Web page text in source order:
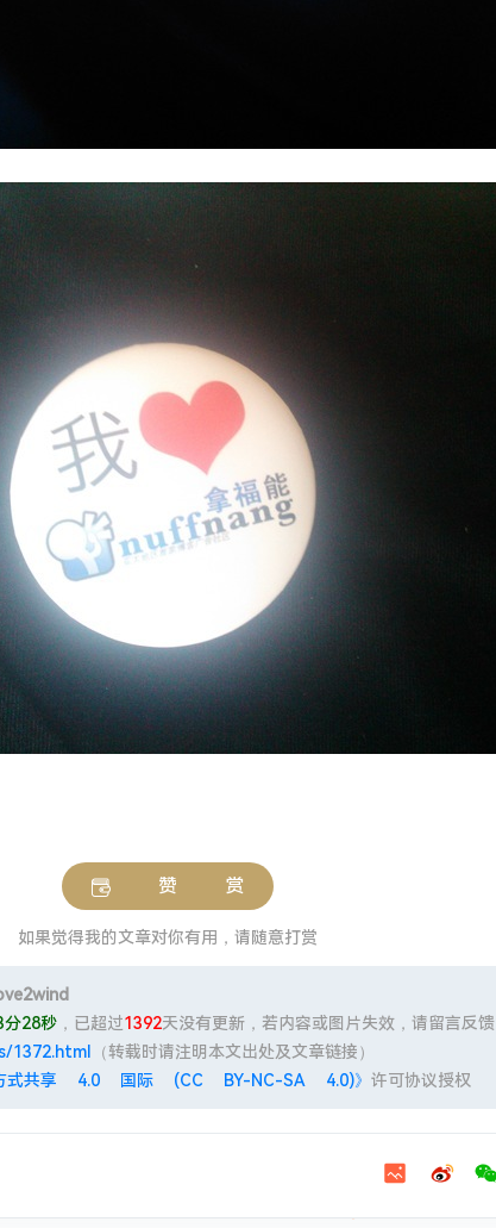
赞 赏
如果觉得我的文章对你有用，请随意打赏
分28秒 ，已超过1392天没有更新，若内容或图片失效，请留言反馈
1372.html
（转载时请注明本文出处及文章链接）
方式共享 4.0 国际 (CC BY-NC-SA 4.0)》 许可协议授权